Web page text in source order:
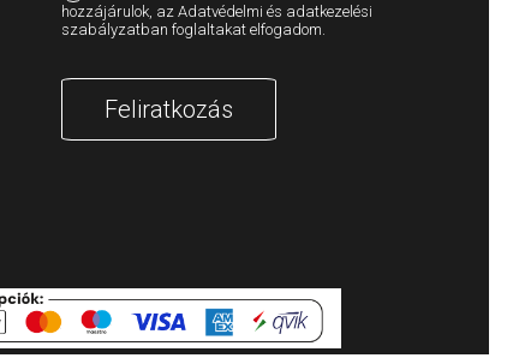
hozzájárulok, az Adatvédelmi és adatkezelési
szabályzatban foglaltakat elfogadom.
Feliratkozás